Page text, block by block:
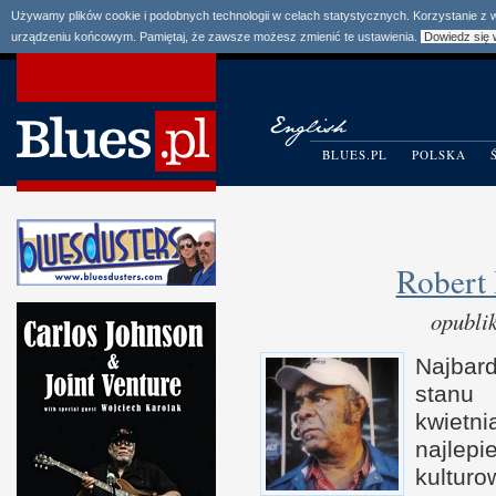
Używamy plików cookie i podobnych technologii w celach statystycznych. Korzystanie
urządzeniu końcowym. Pamiętaj, że zawsze możesz zmienić te ustawienia.
Dowiedz się
BLUES.PL POLSKA
stanu